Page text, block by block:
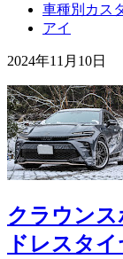
車種別カス
アイ
2024年11月10日
クラウン
ドレスタ